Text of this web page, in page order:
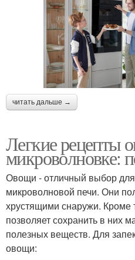
читать дальше →
Легкие рецепты
микроволновке:
Овощи - отличный выбор для
микроволновой печи. Они
хрустящими снаружи. Кроме
позволяет сохранить в них
полезных веществ. Для
овощи: